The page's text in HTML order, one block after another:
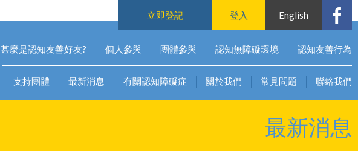
立即登記 登入 English
甚麼是認知友善好友? 個人參與 團體參與 認知無障礙環境 認知友善行為
支持團體 最新消息 有關認知障礙症 關於我們 常見問題 聯絡我們
最新消息